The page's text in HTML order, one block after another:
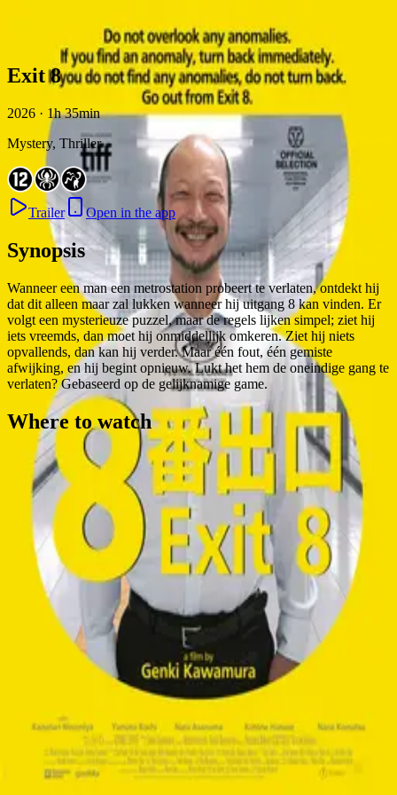
Exit 8
2026 · 1h 35min
Mystery, Thriller
Trailer Open in the app
Synopsis
Wanneer een man een metrostation probeert te verlaten, ontdekt hij
dat dit alleen maar zal lukken wanneer hij uitgang 8 kan vinden. Er
volgt een mysterieuze puzzel, maar de regels lijken simpel; ziet hij
iets vreemds, dan moet hij onmiddellijk omkeren. Ziet hij niets
opvallends, dan kan hij verder. Maar één fout, één gemiste
afwijking, en hij begint opnieuw. Lukt het hem de oneindige gang te
verlaten? Gebaseerd op de gelijknamige game.
Where to watch
ContactFeedbackPrivacyTerms
2026 Byoscoop a product of Boydroid B.V.